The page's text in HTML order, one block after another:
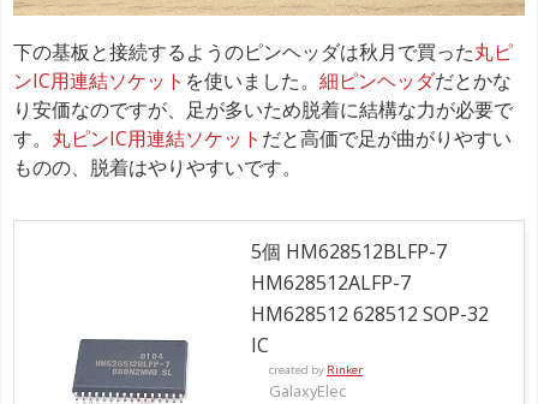
下の基板と接続するようのピンヘッダは秋月で買った丸ピ
ンIC用連結ソケット を使いました。 細ピンヘッダだとかな
り安価なのですが、足が多いため脱着に結構な力が必要で
す。 丸ピンIC用連結ソケット だと高価で足が曲がりやすい
ものの、脱着はやりやすいです。
5個 HM628512BLFP-7
HM628512ALFP-7
HM628512 628512 SOP-32
IC
created by Rinker
GalaxyElec